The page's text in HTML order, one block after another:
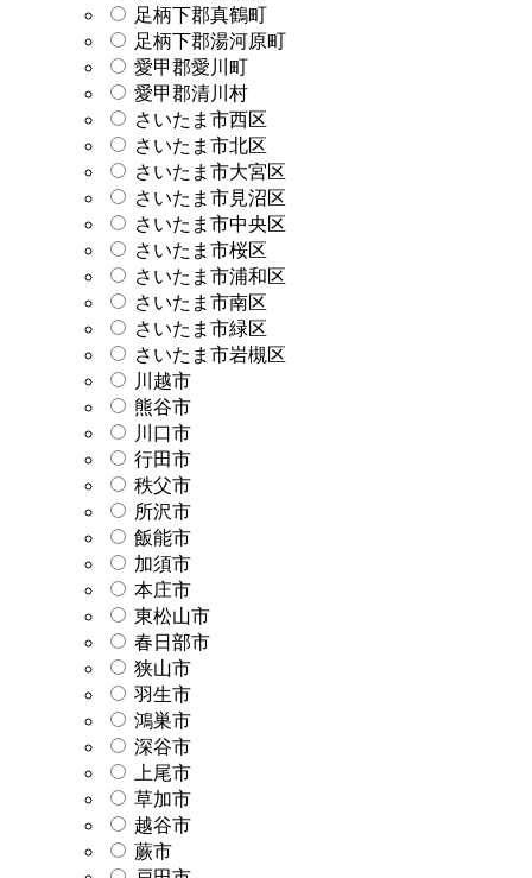
足柄下郡真鶴町
足柄下郡湯河原町
愛甲郡愛川町
愛甲郡清川村
さいたま市西区
さいたま市北区
さいたま市大宮区
さいたま市見沼区
さいたま市中央区
さいたま市桜区
さいたま市浦和区
さいたま市南区
さいたま市緑区
さいたま市岩槻区
川越市
熊谷市
川口市
行田市
秩父市
所沢市
飯能市
加須市
本庄市
東松山市
春日部市
狭山市
羽生市
鴻巣市
深谷市
上尾市
草加市
越谷市
蕨市